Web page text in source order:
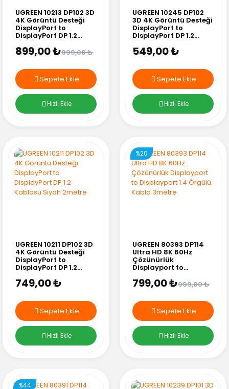
UGREEN 10213 DP102 3D
4K Görüntü Desteği
DisplayPort to
DisplayPort DP 1.2
899,00 ₺999,00 ₺
Sepete Ekle
Hızlı Ekle
UGREEN 10245 DP102
3D 4K Görüntü Desteği
DisplayPort to
DisplayPort DP 1.2
1.5metre
549,00 ₺
Sepete Ekle
Hızlı Ekle
UGREEN 10211 DP102 3D
4K Görüntü Desteği
DisplayPort to
DisplayPort DP 1.2
749,00 ₺
Sepete Ekle
Hızlı Ekle
%20
UGREEN 80393 DP114
Ultra HD 8K 60Hz
Çözünürlük
Displayport to
Kablo 3metre
799,00 ₺999,00 ₺
Sepete Ekle
Hızlı Ekle
%44